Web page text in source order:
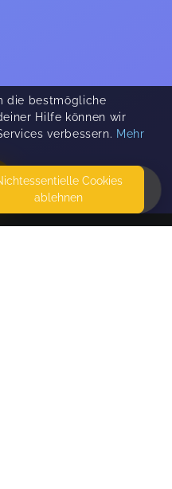
die bestmögliche
Hilfe können wir
verbessern. Mehr
Cookies
ablehnen